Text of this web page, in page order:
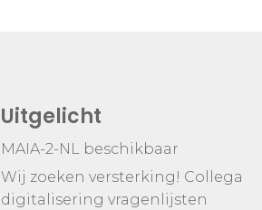
Uitgelicht
MAIA-2-NL beschikbaar
Wij zoeken versterking! Collega
digitalisering vragenlijsten